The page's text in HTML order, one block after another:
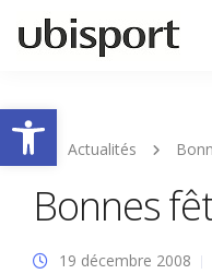
Ouvrir la
Actualités
Bonnes
19 décembre 2008